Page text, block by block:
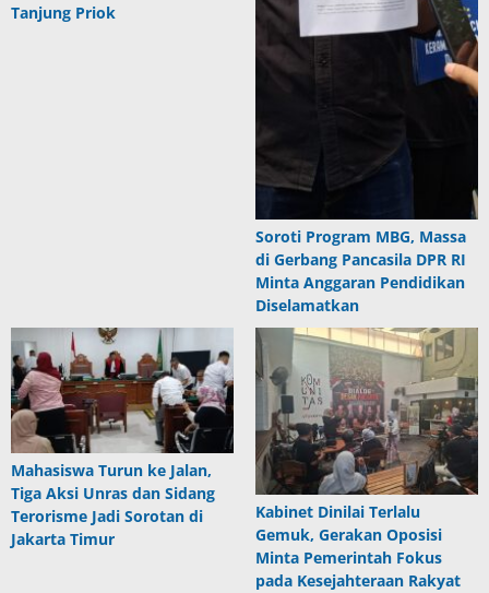
Tanjung Priok
Soroti Program MBG, Massa
di Gerbang Pancasila DPR RI
Minta Anggaran Pendidikan
Diselamatkan
Mahasiswa Turun ke Jalan,
Tiga Aksi Unras dan Sidang
Terorisme Jadi Sorotan di
Jakarta Timur
Kabinet Dinilai Terlalu
Gemuk, Gerakan Oposisi
Minta Pemerintah Fokus
pada Kesejahteraan Rakyat